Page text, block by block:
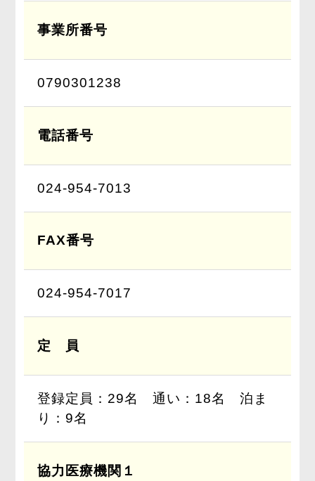
事業所番号
0790301238
電話番号
024-954-7013
FAX番号
024-954-7017
定 員
登録定員：29名 通い：18名 泊ま
り：9名
協力医療機関１